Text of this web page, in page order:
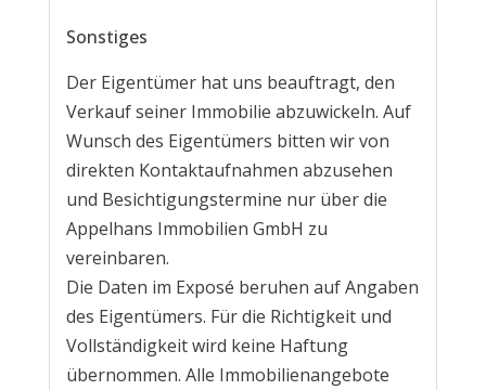
Sonstiges
Der Eigentümer hat uns beauftragt, den
Verkauf seiner Immobilie abzuwickeln. Auf
Wunsch des Eigentümers bitten wir von
direkten Kontaktaufnahmen abzusehen
und Besichtigungstermine nur über die
Appelhans Immobilien GmbH zu
vereinbaren.
Die Daten im Exposé beruhen auf Angaben
des Eigentümers. Für die Richtigkeit und
Vollständigkeit wird keine Haftung
übernommen. Alle Immobilienangebote